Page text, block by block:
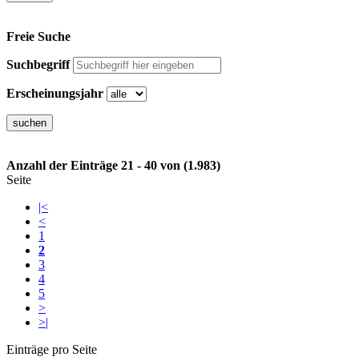
Freie Suche
Suchbegriff
Erscheinungsjahr
Anzahl der Einträge 21 - 40 von (1.983)
Seite
|<
<
1
2
3
4
5
>
>|
Einträge pro Seite